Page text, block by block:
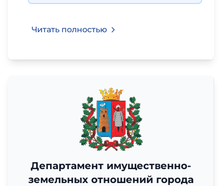
Читать полностью
Департамент имущественно-
земельных отношений города